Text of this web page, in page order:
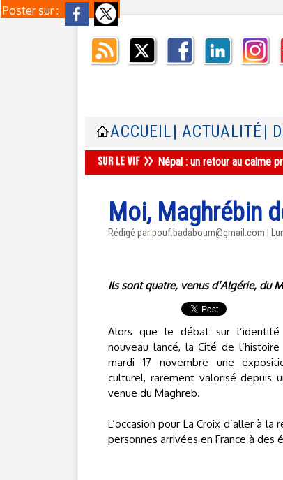
Poster sur :
ACCUEIL | ACTUALITÉ |
Népal : un retour au calme
Moi, Maghrébin
Rédigé par pouf.badaboum@gmail.com |
Ils sont quatre, venus d’Algérie, du
Alors que le débat sur l’identité
nouveau lancé, la Cité de
mardi 17 novembre une
culturel, rarement valorisé depuis
venue du Maghreb.
L’occasion pour La Croix d’aller à
personnes arrivées en France à